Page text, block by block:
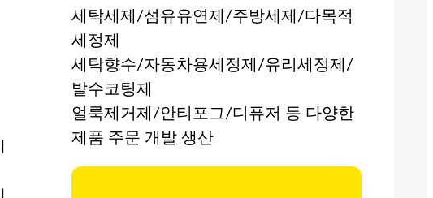
세탁세제/섬유유연제/주방세제/다목적
세정제
세탁향수/자동차용세정제/유리세정제/
발수코팅제
얼룩제거제/안티포그/디퓨저 등 다양한
제품 주문 개발 생산